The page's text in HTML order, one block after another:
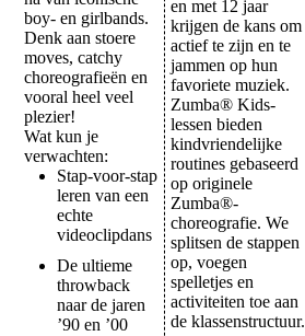
boy- en girlbands.
Denk aan stoere
moves, catchy
choreografieën en
vooral heel veel
plezier!
Wat kun je
verwachten:
Stap-voor-stap
leren van een
echte
videoclipdans
De ultieme
throwback
naar de jaren
’90 en ’00
en met 12 jaar
krijgen de kans om
actief te zijn en te
jammen op hun
favoriete muziek.
Zumba® Kids-
lessen bieden
kindvriendelijke
routines gebaseerd
op originele
Zumba®-
choreografie. We
splitsen de stappen
op, voegen
spelletjes en
activiteiten toe aan
de klassenstructuur.